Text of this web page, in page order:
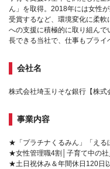
ん」を取得。2018年には女性
受賞するなど、環境変化に柔
への支援に積極的に取り組ん
長できる当社で、仕事もプライ
会社名
株式会社埼玉りそな銀行【株式
事業内容
★「プラチナくるみん」「える
★女性管理職4割│子育て中の社
★土日祝休み＆年間休日120日